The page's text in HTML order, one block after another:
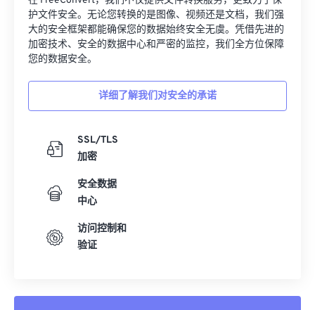
护文件安全。无论您转换的是图像、视频还是文档，我们强
大的安全框架都能确保您的数据始终安全无虞。凭借先进的
加密技术、安全的数据中心和严密的监控，我们全方位保障
您的数据安全。
详细了解我们对安全的承诺
SSL/TLS
加密
安全数据
中心
访问控制和
验证